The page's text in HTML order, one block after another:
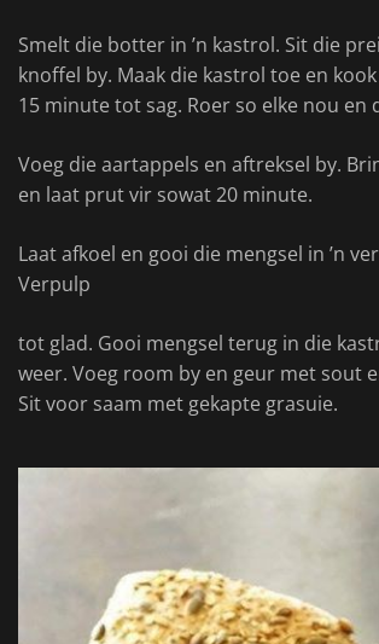
Smelt die botter in ’n kastrol. Sit die
knoffel by. Maak die kastrol toe en
15 minute tot sag. Roer so elke nou en
Voeg die aartappels en aftreksel by.
en laat prut vir sowat 20 minute.
Laat afkoel en gooi die mengsel in ’n
Verpulp
tot glad. Gooi mengsel terug in die
weer. Voeg room by en geur met sout
Sit voor saam met gekapte grasuie.